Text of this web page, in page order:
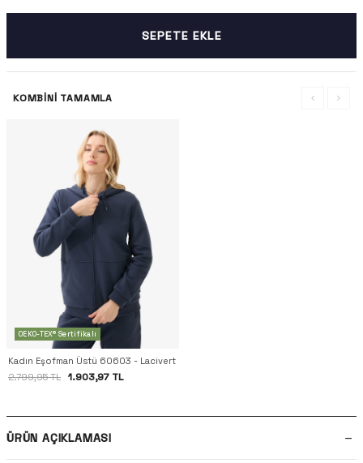
SEPETE EKLE
KOMBINI TAMAMLA
OEKO-TEX® Sertifikalı
Kadın Eşofman Üstü 60603 - Lacivert
2.799,95 TL
1.903,97 TL
ÜRÜN AÇIKLAMASI